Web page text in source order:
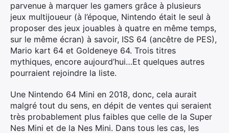
parvenue à marquer les gamers grâce à plusieurs
jeux multijoueur (à l’époque, Nintendo était le seul à
proposer des jeux jouables à quatre en même temps,
sur le même écran) à savoir, ISS 64 (ancêtre de PES),
Mario kart 64 et Goldeneye 64. Trois titres
mythiques, encore aujourd’hui…Et quelques autres
pourraient rejoindre la liste.
Une Nintendo 64 Mini en 2018, donc, cela aurait
malgré tout du sens, en dépit de ventes qui seraient
très probablement plus faibles que celle de la Super
Nes Mini et de la Nes Mini. Dans tous les cas, les